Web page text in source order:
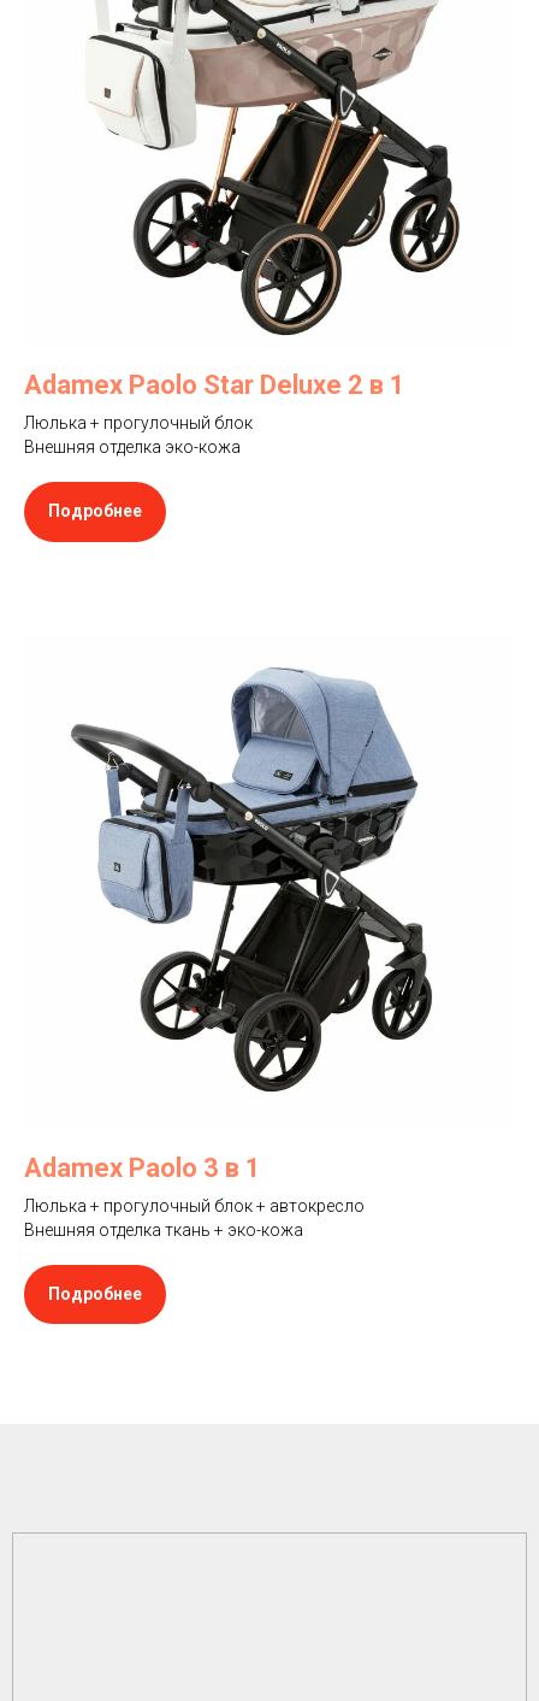
Adamex Paolo Star Deluxe 2 в 1
Люлька + прогулочный блок
Внешняя отделка эко-кожа
Подробнее
Adamex Paolo 3 в 1
Люлька + прогулочный блок + автокресло
Внешняя отделка ткань + эко-кожа
Подробнее